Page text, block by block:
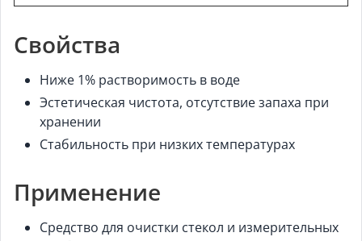
Свойства
Ниже 1% растворимость в воде
Эстетическая чистота, отсутствие запаха при
хранении
Стабильность при низких температурах
Применение
Средство для очистки стекол и измерительных